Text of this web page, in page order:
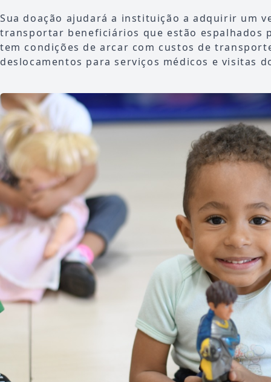
Sua doação ajudará a instituição a adquirir um
transportar beneficiários que estão espalhados
tem condições de arcar com custos de
deslocamentos para serviços médicos e visitas